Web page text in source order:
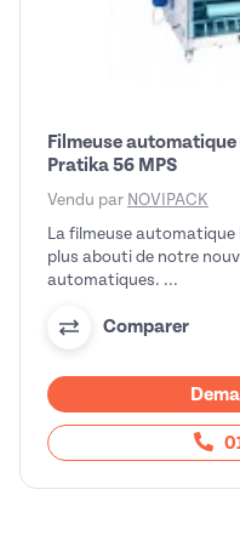
Filmeuse
Pratika 56 MPS
Vendu par NOVIPACK
La filmeuse automatique
plus abouti de notre
automatiques. ...
Comparer